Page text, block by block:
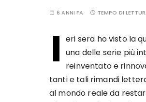
6 ANNI FA TEMPO DI
I eri sera ho visto la
una delle serie più
reinventato e
tanti e tali rimandi
al mondo reale da